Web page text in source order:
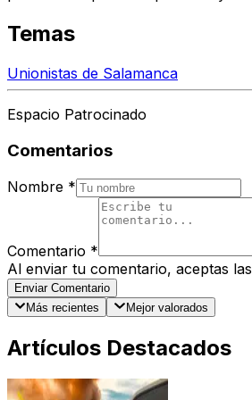
Temas
Unionistas de Salamanca
Espacio Patrocinado
Comentarios
Nombre *
Comentario *
Al enviar tu comentario, aceptas las
Enviar Comentario
Más recientes
Mejor valorados
Artículos Destacados